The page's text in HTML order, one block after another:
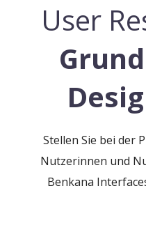
User
Stellen Sie bei der
Nutzerinnen und
Benkana